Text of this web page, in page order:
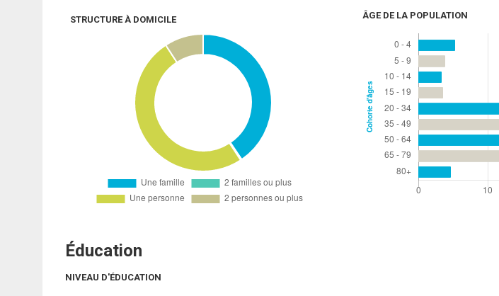
STRUCTURE À DOMICILE ÂGE DE LA POPULATION
Éducation
NIVEAU D'ÉDUCATION